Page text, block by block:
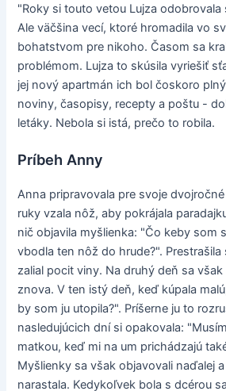
"Roky si touto vetou Lujza odobrovala
Ale väčšina vecí, ktoré hromadila vo
bohatstvom pre nikoho. Časom sa
problémom. Lujza to skúsila vyriešiť
jej nový apartmán ich bol čoskoro
noviny, časopisy, recepty a poštu -
letáky. Nebola si istá, prečo to robila.
Príbeh Anny
Anna pripravovala pre svoje
ruky vzala nôž, aby pokrájala
nič objavila myšlienka: "Čo keby som
vbodla ten nôž do hrude?". Prestrašila
zalial pocit viny. Na druhý deň sa
znova. V ten istý deň, keď kúpala
by som ju utopila?". Príšerne ju to
nasledujúcich dní si opakovala:
matkou, keď mi na um prichádzajú
Myšlienky sa však objavovali naďalej
narastala. Kedykoľvek bola s dcérou